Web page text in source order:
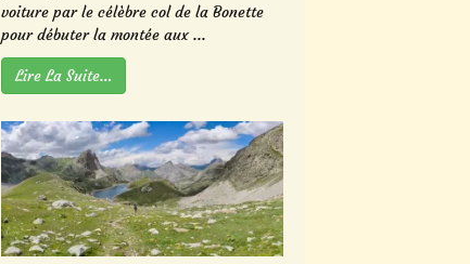
voiture par le célèbre col de la Bonette
pour débuter la montée aux ...
Lire La Suite…